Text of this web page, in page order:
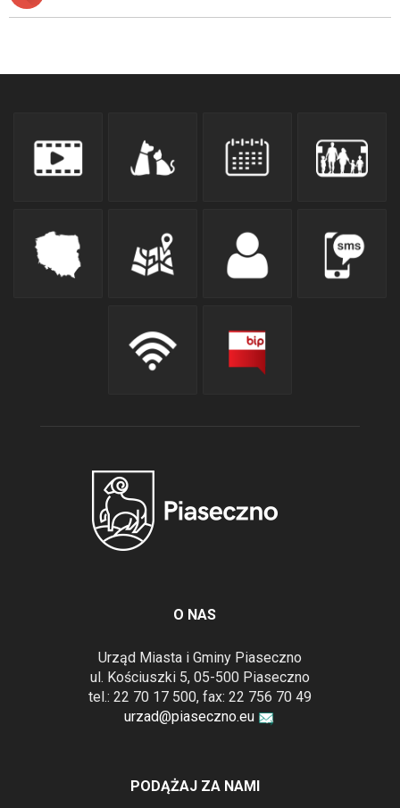
O NAS
Urząd Miasta i Gminy Piaseczno
ul. Kościuszki 5, 05-500 Piaseczno
tel.: 22 70 17 500, fax: 22 756 70 49
urzad@piaseczno.eu
PODĄŻAJ ZA NAMI